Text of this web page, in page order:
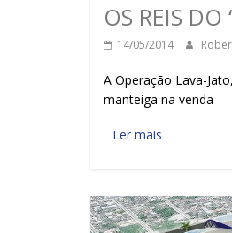
OS REIS DO
14/05/2014
A Operação Lava-
manteiga na venda
Ler mais